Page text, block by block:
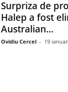
Surpriza de
Halep a fost
Australian...
Ovidiu Cercel - 19